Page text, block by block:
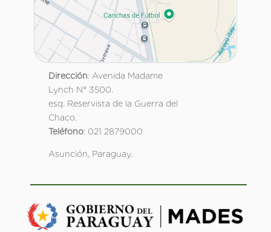
Dirección: Avenida Madame
Lynch N° 3500.
esq. Reservista de la Guerra del
Chaco.
Teléfono: 021 2879000
Asunción, Paraguay.